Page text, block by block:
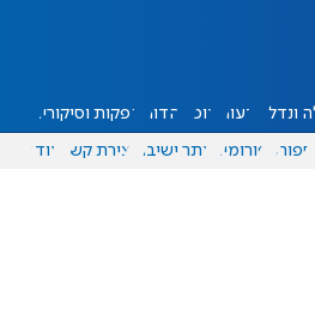
ונדל"ן דעות אוכל יהדות הפקות וסיקורים
ספורט פורומים אתר ישיבה יצירת קשר עוד